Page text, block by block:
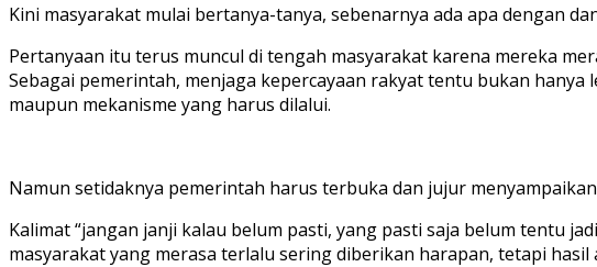
Kini masyarakat mulai bertanya-tanya, sebenarnya ada apa dengan
Pertanyaan itu terus muncul di tengah masyarakat karena mereka
Sebagai pemerintah, menjaga kepercayaan rakyat tentu bukan
maupun mekanisme yang harus dilalui.
Namun setidaknya pemerintah harus terbuka dan jujur
Kalimat “jangan janji kalau belum pasti, yang pasti saja belum tentu
masyarakat yang merasa terlalu sering diberikan harapan, tetapi hasil